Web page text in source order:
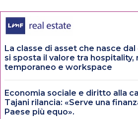
La classe di asset che nasce
si sposta il valore tra hospitality,
temporaneo e workspace
Economia sociale e diritto alla
Tajani rilancia: «Serve una
Paese più equo».